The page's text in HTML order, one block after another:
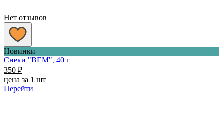
Нет отзывов
Новинки
Снеки "BEM", 40 г
350 ₽
цена за 1 шт
Перейти